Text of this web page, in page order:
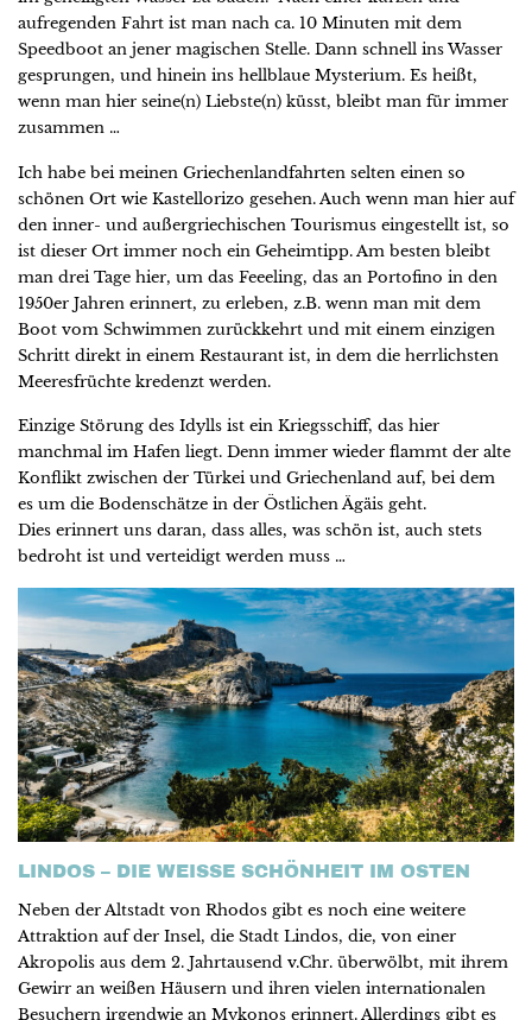
aufregenden Fahrt ist man nach ca. 10 Minuten mit dem
Speedboot an jener magischen Stelle. Dann schnell ins Wasser
gesprungen, und hinein ins hellblaue Mysterium. Es heißt,
wenn man hier seine(n) Liebste(n) küsst, bleibt man für immer
zusammen …
Ich habe bei meinen Griechenlandfahrten selten einen so
schönen Ort wie Kastellorizo gesehen. Auch wenn man hier auf
den inner- und außergriechischen Tourismus eingestellt ist, so
ist dieser Ort immer noch ein Geheimtipp. Am besten bleibt
man drei Tage hier, um das Feeeling, das an Portofino in den
1950er Jahren erinnert, zu erleben, z.B. wenn man mit dem
Boot vom Schwimmen zurückkehrt und mit einem einzigen
Schritt direkt in einem Restaurant ist, in dem die herrlichsten
Meeresfrüchte kredenzt werden.
Einzige Störung des Idylls ist ein Kriegsschiff, das hier
manchmal im Hafen liegt. Denn immer wieder flammt der alte
Konflikt zwischen der Türkei und Griechenland auf, bei dem
es um die Bodenschätze in der Östlichen Ägäis geht.
Dies erinnert uns daran, dass alles, was schön ist, auch stets
bedroht ist und verteidigt werden muss …
LINDOS – DIE WEISSE SCHÖNHEIT IM OSTEN
Neben der Altstadt von Rhodos gibt es noch eine weitere
Attraktion auf der Insel, die Stadt Lindos, die, von einer
Akropolis aus dem 2. Jahrtausend v.Chr. überwölbt, mit ihrem
Gewirr an weißen Häusern und ihren vielen internationalen
Besuchern irgendwie an Mykonos erinnert. Allerdings gibt es